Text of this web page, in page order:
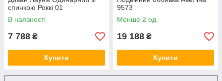
спинкою Роккі 01
В наявності
7 788 ₴
Купити
9573
Менше 2 од.
19 188 ₴
Купити